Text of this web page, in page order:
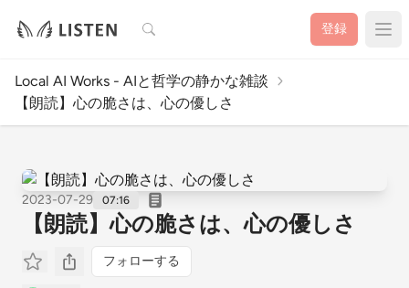
検索 登録
Local AI Works - AIと哲学の静かな雑談
【朗読】心の脆さは、心の優しさ
2023-07-29 07:16
【朗読】心の脆さは、心の優しさ
フォローする